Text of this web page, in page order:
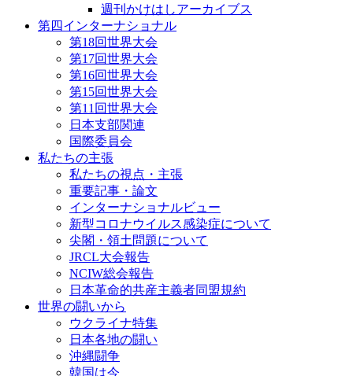
週刊かけはしアーカイブス
第四インターナショナル
第18回世界大会
第17回世界大会
第16回世界大会
第15回世界大会
第11回世界大会
日本支部関連
国際委員会
私たちの主張
私たちの視点・主張
重要記事・論文
インターナショナルビュー
新型コロナウイルス感染症について
尖閣・領土問題について
JRCL大会報告
NCIW総会報告
日本革命的共産主義者同盟規約
世界の闘いから
ウクライナ特集
日本各地の闘い
沖縄闘争
韓国は今